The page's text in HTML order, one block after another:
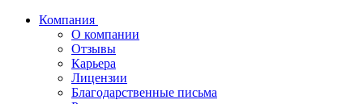
Компания
О компании
Отзывы
Карьера
Лицензии
Благодарственные письма